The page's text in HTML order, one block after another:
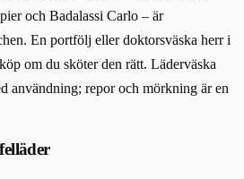
och Badalassi Carlo – är
En portfölj eller doktorsväska herr i
om du sköter den rätt. Läderväska
användning; repor och mörkning är en